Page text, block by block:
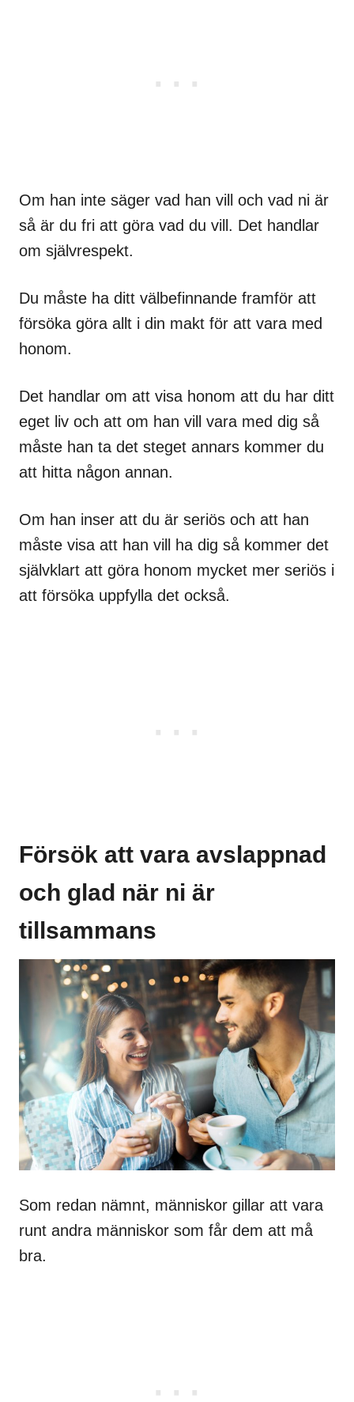
Om han inte säger vad han vill och vad ni är
så är du fri att göra vad du vill. Det handlar
om självrespekt.
Du måste ha ditt välbefinnande framför att
försöka göra allt i din makt för att vara med
honom.
Det handlar om att visa honom att du har ditt
eget liv och att om han vill vara med dig så
måste han ta det steget annars kommer du
att hitta någon annan.
Om han inser att du är seriös och att han
måste visa att han vill ha dig så kommer det
självklart att göra honom mycket mer seriös i
att försöka uppfylla det också.
Försök att vara avslappnad
och glad när ni är
tillsammans
Som redan nämnt, människor gillar att vara
runt andra människor som får dem att må
bra.